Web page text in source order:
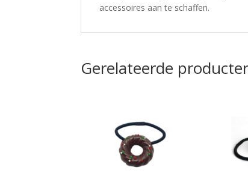
accessoires aan te schaffen.
Gerelateerde